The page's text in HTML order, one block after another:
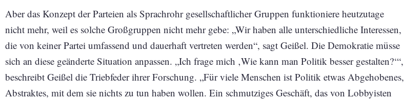
Aber das Konzept der Parteien als Sprachrohr gesellschaftlicher Gruppen funktioniere heutzutage
nicht mehr, weil es solche Großgruppen nicht mehr gebe: „Wir haben alle unterschiedliche Interessen,
die von keiner Partei umfassend und dauerhaft vertreten werden“, sagt Geißel. Die Demokratie müsse
sich an diese geänderte Situation anpassen. „Ich frage mich ‚Wie kann man Politik besser gestalten?‘“,
beschreibt Geißel die Triebfeder ihrer Forschung. „Für viele Menschen ist Politik etwas Abgehobenes,
Abstraktes, mit dem sie nichts zu tun haben wollen. Ein schmutziges Geschäft, das von Lobbyisten